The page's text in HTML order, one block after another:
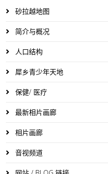
砂拉越地图
简介与概况
人口结构
犀乡青少年天地
保健/ 医疗
最新相片画廊
相片画廊
音视频道